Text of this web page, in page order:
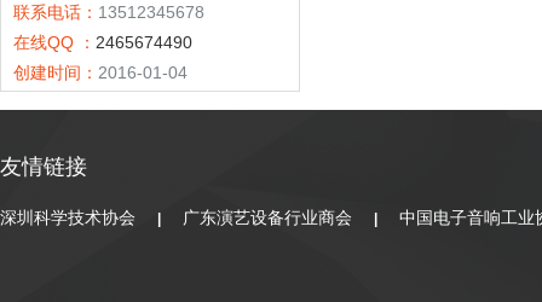
联系电话： 13512345678
在线QQ ： 2465674490
创建时间： 2016-01-04
友情链接
深圳科学技术协会 广东演艺设备行业商会 中国电子音响工业